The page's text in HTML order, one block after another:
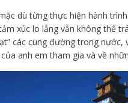
dù từng thực hiện hành
xúc lo lắng vẫn không thể
các cung đường trong
anh em tham gia và về